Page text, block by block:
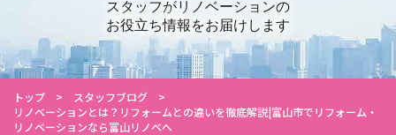
スタッフがリノベーションの
お役立ち情報をお届けします
トップ
スタッフブログ
リノベーションとは？リフォームとの違いを徹底解説|富山市でリフォーム・
リノベーションなら富山リノベへ